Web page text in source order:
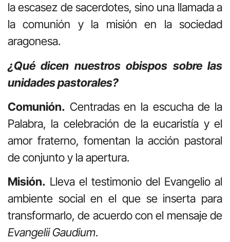
la escasez de sacerdotes, sino una llamada a
la comunión y la misión en la sociedad
aragonesa.
¿Qué dicen nuestros obispos sobre las
unidades pastorales?
Comunión. Centradas en la escucha de la
Palabra, la celebración de la eucaristía y el
amor fraterno, fomentan la acción pastoral
de conjunto y la apertura.
Misión. Lleva el testimonio del Evangelio al
ambiente social en el que se inserta para
transformarlo, de acuerdo con el mensaje de
Evangelii Gaudium.